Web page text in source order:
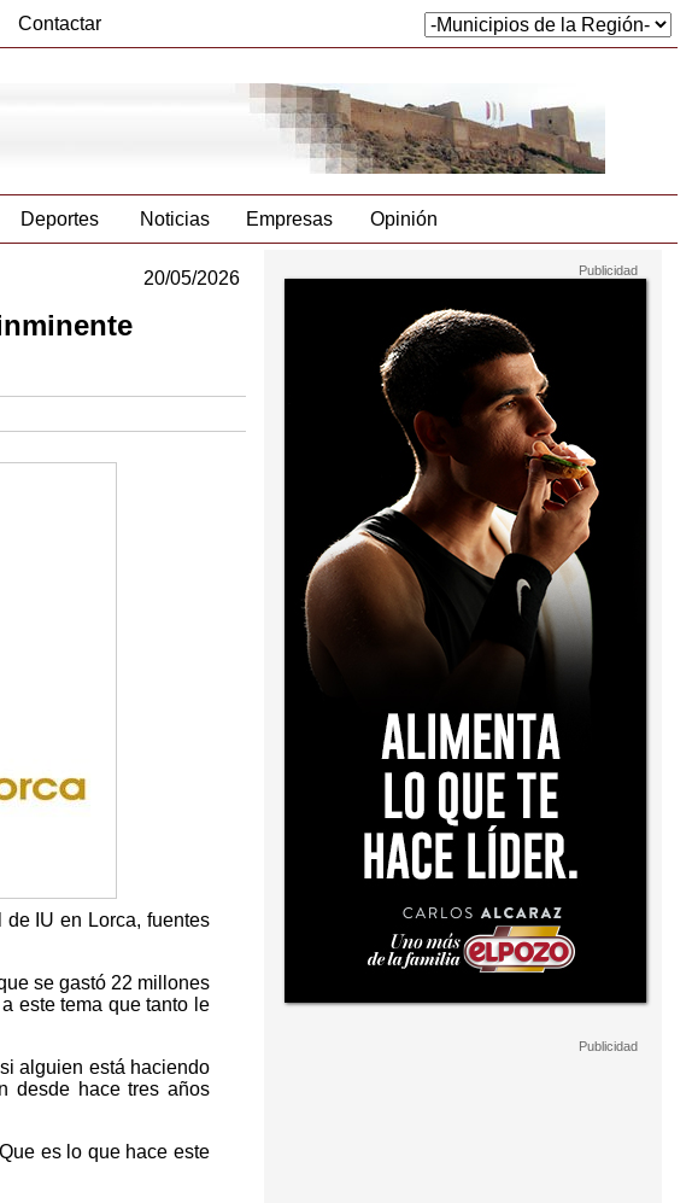
Contactar
Deportes Noticias Empresas Opinión
20/05/2026
IU en Lorca, fuentes
se gastó 22 millones
este tema que tanto le
alguien está haciendo
desde hace tres años
es lo que hace este